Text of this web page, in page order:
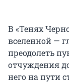
В «Тенях
вселенной —
преодолеть
отчуждения
него на пути